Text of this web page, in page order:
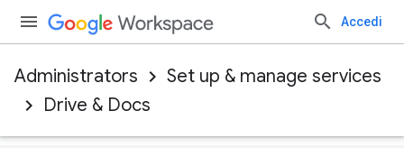
Accedi
Administrators
Set up & manage services
Drive & Docs